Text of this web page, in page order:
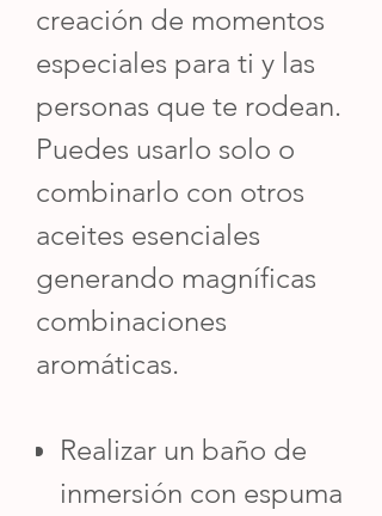
creación de momentos
especiales para ti y las
personas que te rodean.
Puedes usarlo solo o
combinarlo con otros
aceites esenciales
generando magníficas
combinaciones
aromáticas.
Realizar un baño de
inmersión con espuma